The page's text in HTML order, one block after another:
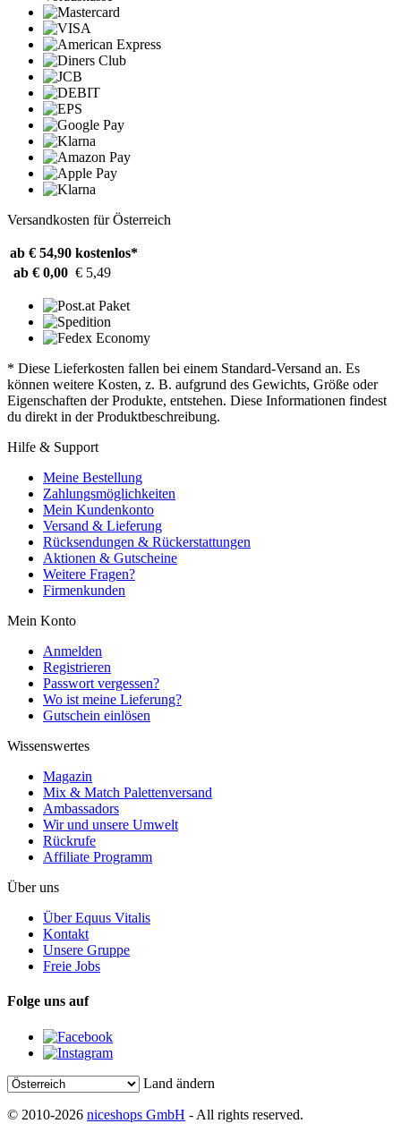
Versandkosten für Österreich
ab € 54,90 kostenlos*
ab € 0,00 € 5,49
* Diese Lieferkosten fallen bei einem Standard-Versand an. Es
können weitere Kosten, z. B. aufgrund des Gewichts, Größe oder
Eigenschaften der Produkte, entstehen. Diese Informationen findest
du direkt in der Produktbeschreibung.
Hilfe & Support
Meine Bestellung
Zahlungsmöglichkeiten
Mein Kundenkonto
Versand & Lieferung
Rücksendungen & Rückerstattungen
Aktionen & Gutscheine
Weitere Fragen?
Firmenkunden
Mein Konto
Anmelden
Registrieren
Passwort vergessen?
Wo ist meine Lieferung?
Gutschein einlösen
Wissenswertes
Magazin
Mix & Match Palettenversand
Ambassadors
Wir und unsere Umwelt
Rückrufe
Affiliate Programm
Über uns
Über Equus Vitalis
Kontakt
Unsere Gruppe
Freie Jobs
Folge uns auf
Land ändern
© 2010-2026 niceshops GmbH - All rights reserved.